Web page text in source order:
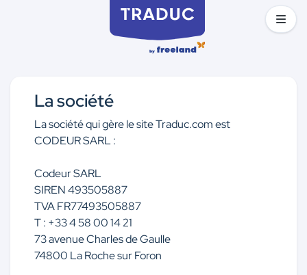
La société
La société qui gère le site Traduc.com est
CODEUR SARL :
Codeur SARL
SIREN 493505887
TVA FR77493505887
T : +33 4 58 00 14 21
73 avenue Charles de Gaulle
74800 La Roche sur Foron